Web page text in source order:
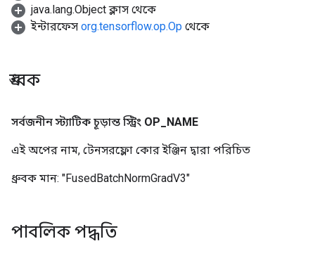
java.lang.Object ক্লাস থেকে
ইন্টারফেস org.tensorflow.op.Op থেকে
ধ্রুবক
সর্বজনীন স্ট্যাটিক চূড়ান্ত স্ট্রিং OP NAME
এই অপের নাম, টেনসরফ্লো কোর ইঞ্জিন দ্বারা পরিচিত
ধ্রুবক মান: "FusedBatchNormGradV3"
পাবলিক পদ্ধতি